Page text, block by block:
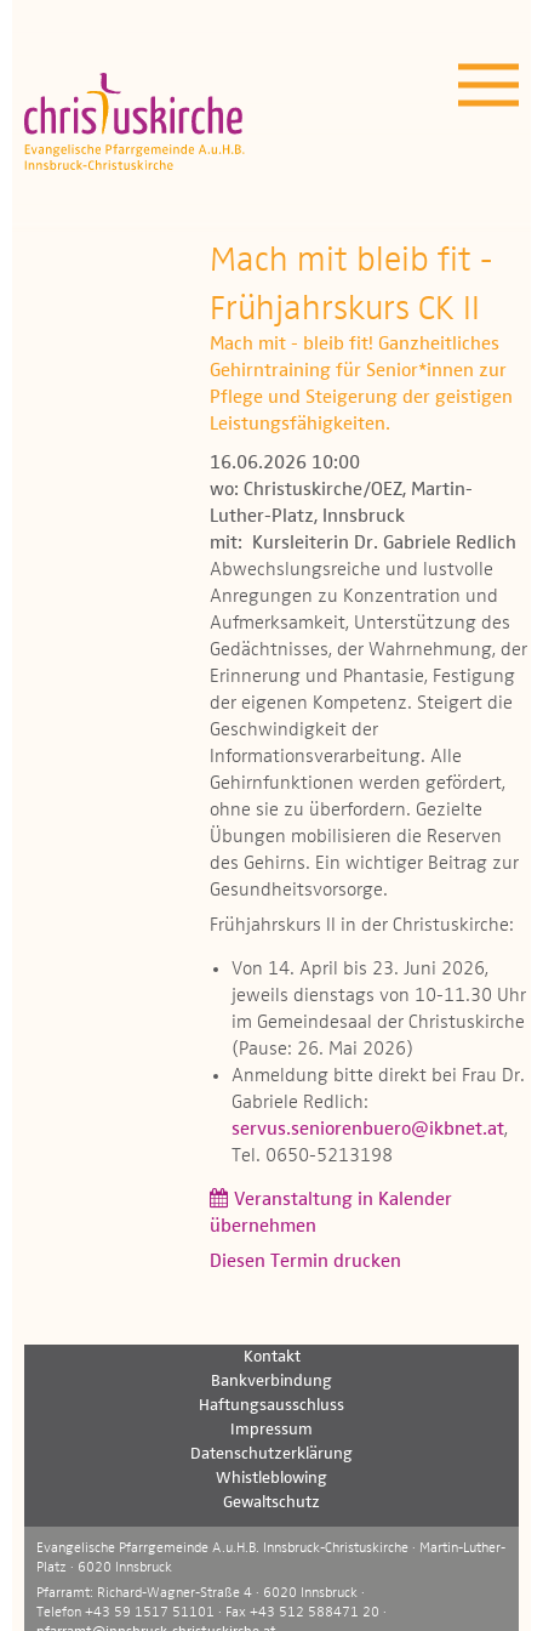
Unser Angebot
OEZ
Wissenswertes
Medien
Kontakt
Mach mit bleib fit -
Frühjahrskurs CK II
Mach mit - bleib fit! Ganzheitliches
Gehirntraining für Senior*innen zur
Pflege und Steigerung der geistigen
Leistungsfähigkeiten.
16.06.2026 10:00
wo: Christuskirche/OEZ, Martin-
Luther-Platz, Innsbruck
mit: Kursleiterin Dr. Gabriele Redlich
Abwechslungsreiche und lustvolle
Anregungen zu Konzentration und
Aufmerksamkeit, Unterstützung des
Gedächtnisses, der Wahrnehmung, der
Erinnerung und Phantasie, Festigung
der eigenen Kompetenz. Steigert die
Geschwindigkeit der
Informationsverarbeitung. Alle
Gehirnfunktionen werden gefördert,
ohne sie zu überfordern. Gezielte
Übungen mobilisieren die Reserven
des Gehirns. Ein wichtiger Beitrag zur
Gesundheitsvorsorge.
Frühjahrskurs II in der Christuskirche:
Von 14. April bis 23. Juni 2026,
jeweils dienstags von 10-11.30 Uhr
im Gemeindesaal der Christuskirche
(Pause: 26. Mai 2026)
Anmeldung bitte direkt bei Frau Dr.
Gabriele Redlich:
servus.seniorenbuero@ikbnet.at,
Tel. 0650-5213198
Veranstaltung in Kalender
übernehmen
Diesen Termin drucken
Kontakt
Bankverbindung
Haftungsausschluss
Impressum
Datenschutzerklärung
Whistleblowing
Gewaltschutz
Evangelische Pfarrgemeinde A.u.H.B. Innsbruck-Christuskirche · Martin-Luther-
Platz · 6020 Innsbruck
Pfarramt: Richard-Wagner-Straße 4 · 6020 Innsbruck ·
Telefon +43 59 1517 51101 · Fax +43 512 588471 20 ·